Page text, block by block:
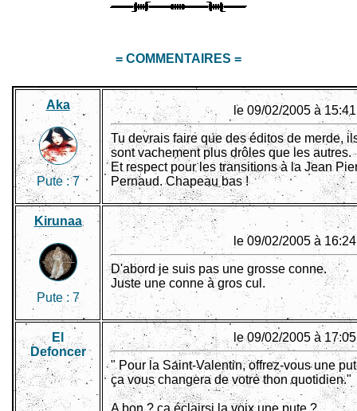
= COMMENTAIRES =
Aka
Pute :7
le 09/02/2005 à
Tu devrais faire que des éditos de merde,
sont vachement plus drôles que les autres.
Et respect pour les transitions à la Jean
Pernaud. Chapeau bas !
Kirunaa
Pute :7
le 09/02/2005 à
D'abord je suis pas une grosse conne.
Juste une conne à gros cul.
El
Defoncer
le 09/02/2005 à
" Pour la Saint-Valentin, offrez-vous une
ça vous changera de votre thon quotidien."
A bon ? ça éclairsi la voix une pute ?